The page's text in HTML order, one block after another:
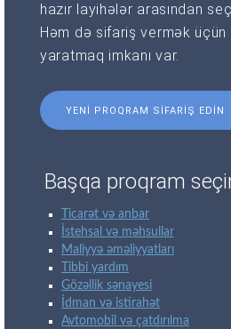
hazır layihələr arasından
Həm də sifariş vermək üçün
yaratmaq imkanı var.
YENI PROQRAM SIFARIŞ EDIN
Başqa proqram
Ticarət və anbar
İstehsal və məhsullar
Maliyyə əməliyyatları
Tibbi yardım
Gözəllik sənayesi
İdman və istirahət
Avtomobil və çatdırılma